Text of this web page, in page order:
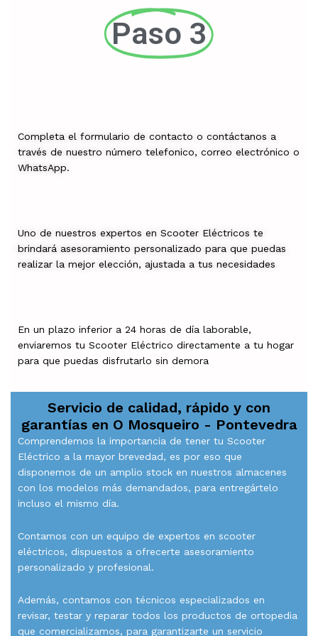
Paso 3
Completa el formulario de contacto o contáctanos a
través de nuestro número telefonico, correo electrónico o
WhatsApp.
Uno de nuestros expertos en Scooter Eléctricos te
brindará asesoramiento personalizado para que puedas
realizar la mejor elección, ajustada a tus necesidades
En un plazo inferior a 24 horas de día laborable,
enviaremos tu Scooter Eléctrico directamente a tu hogar
para que puedas disfrutarlo sin demora
Servicio de calidad, rápido y con
garantías en O Mosqueiro - Pontevedra
Comprendemos la importancia de tener tu Scooter
Eléctrico a la mayor brevedad, es por eso que
disponemos de un amplio stock en nuestros almacenes
con los modelos más demandados, para entregártelo
incluso el mismo día.
Contamos con un equipo de expertos en scooter
eléctricos, dispuestos a ofrecerte asesoramiento
personalizado y profesional.
Además, contamos con técnicos especializados en
revisar, testar y reparar todos los productos de ortopedia
que comercializamos, para garantizarte un servicio